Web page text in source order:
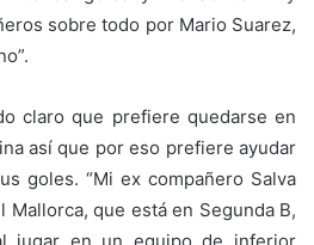
sobre todo por Mario Suarez,
claro que prefiere quedarse en
así que por eso prefiere ayudar
goles. “Mi ex compañero Salva
Mallorca, que está en Segunda B,